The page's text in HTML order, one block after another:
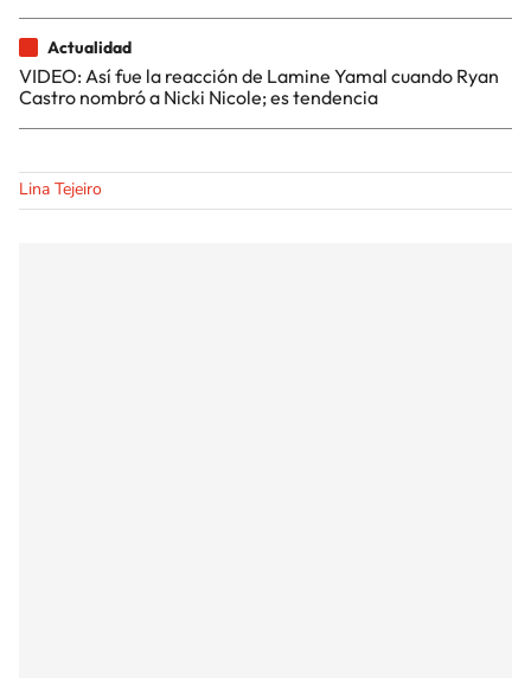
Actualidad
VIDEO: Así fue la reacción de Lamine Yamal cuando Ryan
Castro nombró a Nicki Nicole; es tendencia
Lina Tejeiro